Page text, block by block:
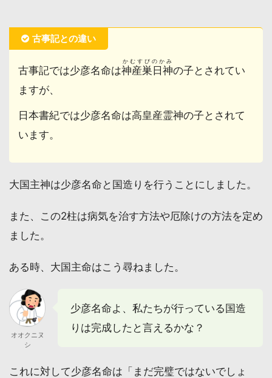
古事記との違い
古事記では少彦名命は神産巣日神
かむすびのかみ
の子とされてい
ますが、
日本書紀では少彦名命は高皇産霊神の子とされて
います。
大国主神は少彦名命と国造りを行うことにしました。
また、この2柱は病気を治す方法や厄除けの方法を定め
ました。
ある時、大国主命はこう尋ねました。
オオクニヌ
シ
少彦名命よ、私たちが行っている国造
りは完成したと言えるかな？
これに対して少彦名命は「まだ完璧ではないでしょ